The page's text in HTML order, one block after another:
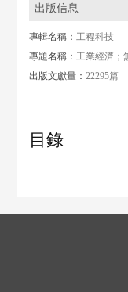
出版信息
專輯名稱：工程科技
專題名稱：工業經濟；
出版文獻量：22295篇
目錄